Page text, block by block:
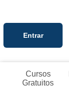
Entrar
Cursos
Gratuitos